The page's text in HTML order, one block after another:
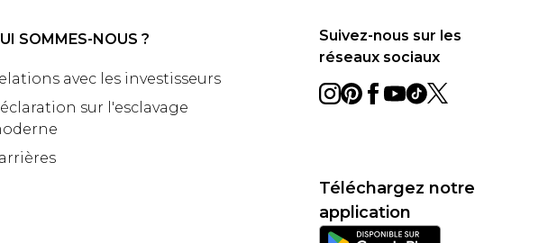
SOMMES-NOUS ?
avec les investisseurs
sur l'esclavage
Suivez-nous sur les
réseaux sociaux
Téléchargez notre
application